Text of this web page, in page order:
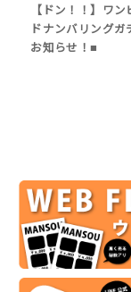
【ドン！！】ワン
ドナンバリングガ
お知らせ！■